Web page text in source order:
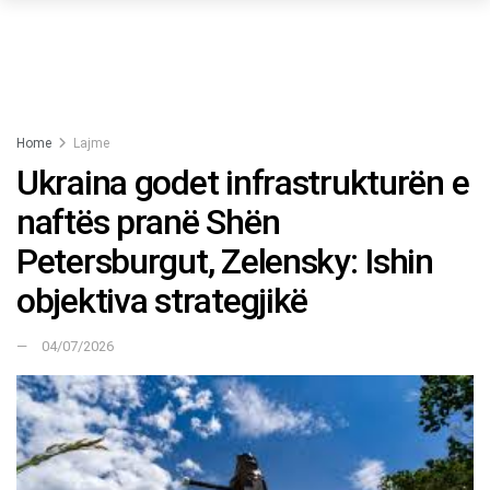
Home Lajme
Ukraina godet infrastrukturën e
naftës pranë Shën
Petersburgut, Zelensky: Ishin
objektiva strategjikë
04/07/2026